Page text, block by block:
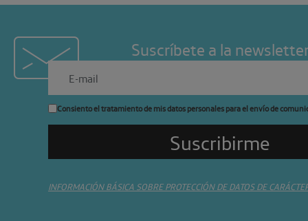
Suscríbete a la
Consiento el tratamiento de mis datos personales para el envío de
INFORMACIÓN BÁSICA SOBRE PROTECCIÓN DE DATOS DE